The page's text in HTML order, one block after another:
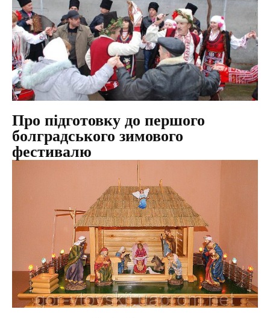
Про підготовку до першого
болградського зимового
фестивалю